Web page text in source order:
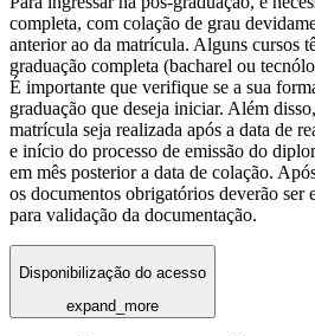
completa, com colação de grau
anterior ao da matrícula. Alguns cursos
graduação completa (bacharel ou
É importante que verifique se a sua
graduação que deseja iniciar. Além
matrícula seja realizada após a data de
e início do processo de emissão do
em mês posterior a data de colação.
os documentos obrigatórios deverão ser
para validação da documentação.
Disponibilização do acesso
expand_more